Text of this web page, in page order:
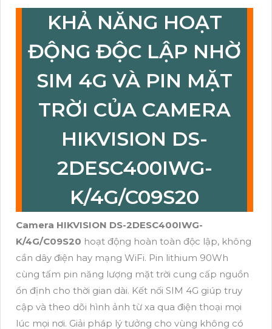
KHẢ NĂNG HOẠT
ĐỘNG ĐỘC LẬP NHỜ
SIM 4G VÀ PIN MẶT
TRỜI CỦA CAMERA
HIKVISION DS-
2DESC400IWG-
K/4G/C09S20
Camera HIKVISION DS-2DESC400IWG-
K/4G/C09S20 hoạt động hoàn toàn độc lập, không
cần dây điện hay mạng WiFi. Pin lithium 90Wh
cùng tấm pin năng lượng mặt trời cung cấp nguồn
ổn định cho thời gian dài. Kết nối SIM 4G giúp truy
cập và theo dõi hình ảnh từ xa qua điện thoại mọi
lúc mọi nơi. Giải pháp lý tưởng cho vùng không có